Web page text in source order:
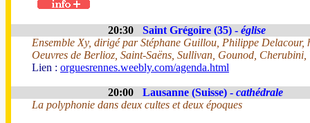
20:30 Saint Grégoire (35) - église
Ensemble Xy, dirigé par Stéphane Guillou, Philippe Delacour,
Oeuvres de Berlioz, Saint-Saëns, Sullivan, Gounod,
Lien : orguesrennes.weebly.com/agenda.html
20:00 Lausanne (Suisse) - cathédrale
La polyphonie dans deux cultes et deux époques